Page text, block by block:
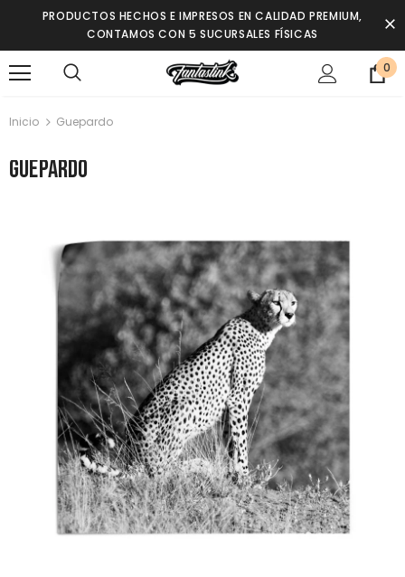
PRODUCTOS HECHOS E IMPRESOS EN CALIDAD PREMIUM,
CONTAMOS CON 5 SUCURSALES FÍSICAS
0
Inicio Guepardo
Guepardo